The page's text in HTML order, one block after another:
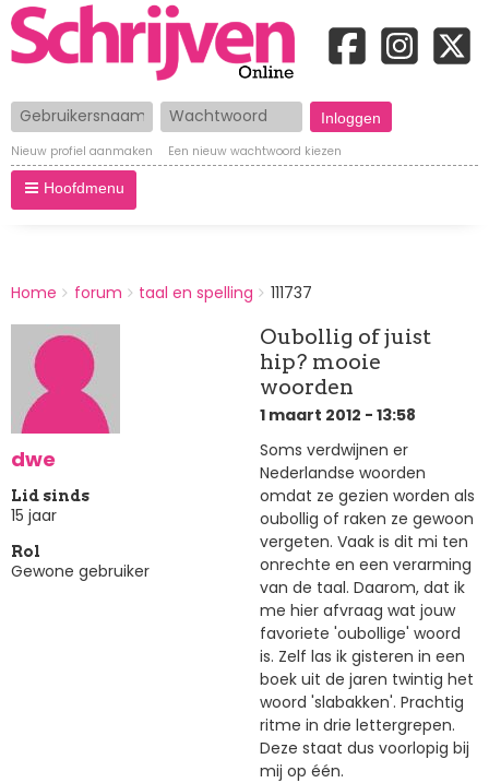
Gebruikersnaam Wachtwoord
Nieuw profiel aanmaken Een nieuw wachtwoord kiezen
Hoofdmenu
BREADCRUMBS
You
here:
Home forum taal en spelling 111737
dwe
Lid sinds
15 jaar
Rol
Gewone gebruiker
Oubollig of juist
hip? mooie
woorden
1 maart 2012 - 13:58
Soms verdwijnen er
Nederlandse woorden
omdat ze gezien worden als
oubollig of raken ze gewoon
vergeten. Vaak is dit mi ten
onrechte en een verarming
van de taal. Daarom, dat ik
me hier afvraag wat jouw
favoriete 'oubollige' woord
is. Zelf las ik gisteren in een
boek uit de jaren twintig het
woord 'slabakken'. Prachtig
ritme in drie lettergrepen.
Deze staat dus voorlopig bij
mij op één.